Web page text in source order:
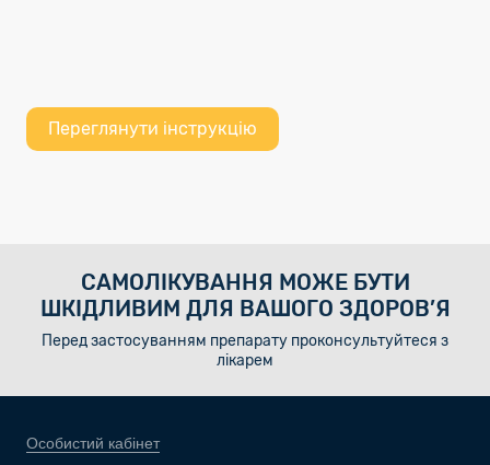
Переглянути інструкцію
САМОЛІКУВАННЯ МОЖЕ БУТИ
ШКІДЛИВИМ ДЛЯ ВАШОГО ЗДОРОВ’Я
Перед застосуванням препарату проконсультуйтеся з
лікарем
Особистий кабінет